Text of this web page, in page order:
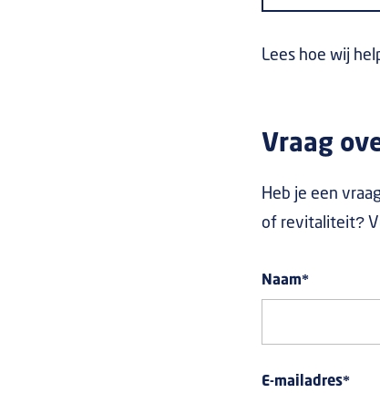
Lees hoe wij
Vraag
Heb je een
of revitaliteit?
Naam*
E-mailadres*